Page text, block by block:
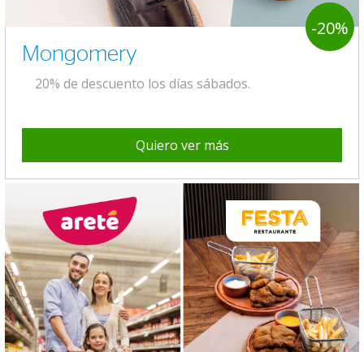
-20%
Mongomery
20% de descuento los días sábados.
Quiero ver más